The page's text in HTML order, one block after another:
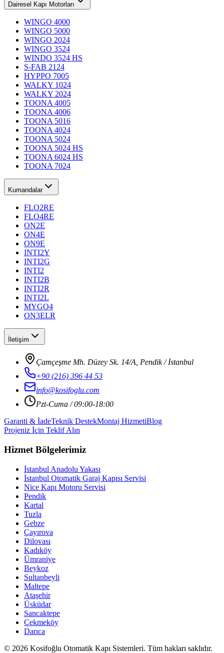
Dairesel Kapı Motorları
WINGO 4000
WINGO 5000
WINGO 2024
WINGO 3524
WINDO 3524 HS
S-FAB 2124
HYPPO 7005
WALKY 1024
WALKY 2024
TOONA 4005
TOONA 4006
TOONA 5016
TOONA 4024
TOONA 5024
TOONA 5024 HS
TOONA 6024 HS
TOONA 7024
Kumandalar
FLO2RE
FLO4RE
ON2E
ON4E
ON9E
INTI2Y
INTI2G
INTI2
INTI2B
INTI2R
INTI2L
MYGO4
ON3ELR
İletişim
Çamçeşme Mh. Düzey Sk. 14/A, Pendik / İstanbul
+90 (216) 396 44 53
info@kosifoglu.com
Pzt-Cuma / 09:00-18:00
Garanti & İadeTeknik DestekMontaj HizmetiBlog
Projeniz İçin Teklif Alın
Hizmet Bölgelerimiz
İstanbul Anadolu Yakası
İstanbul Otomatik Garaj Kapısı Servisi
Nice Kapı Motoru Servisi
Pendik
Kartal
Tuzla
Gebze
Çayırova
Dilovası
Kadıköy
Ümraniye
Beykoz
Sultanbeyli
Maltepe
Ataşehir
Üsküdar
Sancaktepe
Çekmeköy
Darıca
© 2026 Kosifoğlu Otomatik Kapı Sistemleri. Tüm hakları saklıdır.